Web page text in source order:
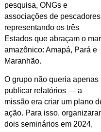
pesquisa, ONGs e
associações de
representando os três
Estados que abraçam o mar
amazônico: Amapá, Pará e
Maranhão.
O grupo não queria apenas
publicar relatórios — a
missão era criar um plano
ação. Para isso,
dois seminários em 2024,